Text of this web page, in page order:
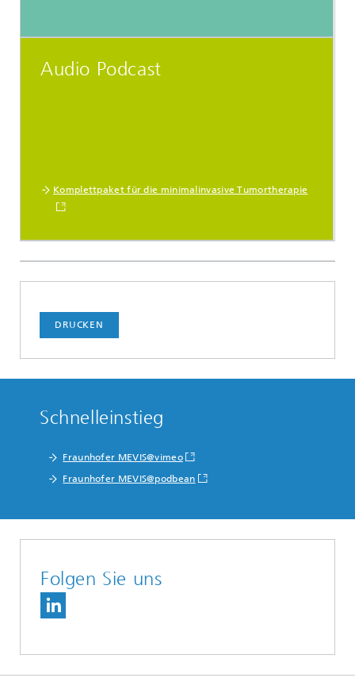
Audio Podcast
Komplettpaket für die minimalinvasive Tumortherapie
DRUCKEN
Schnelleinstieg
Fraunhofer MEVIS@vimeo
Fraunhofer MEVIS@podbean
Folgen Sie uns